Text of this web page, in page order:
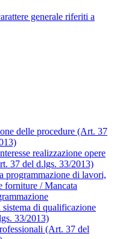
generale riferiti a
delle procedure (Art. 37
realizzazione opere
37 del d.lgs. 33/2013)
programmazione di lavori,
forniture / Mancata
di qualificazione
33/2013)
(Art. 37 del